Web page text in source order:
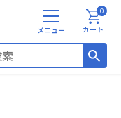
メ
ニ
カート
0